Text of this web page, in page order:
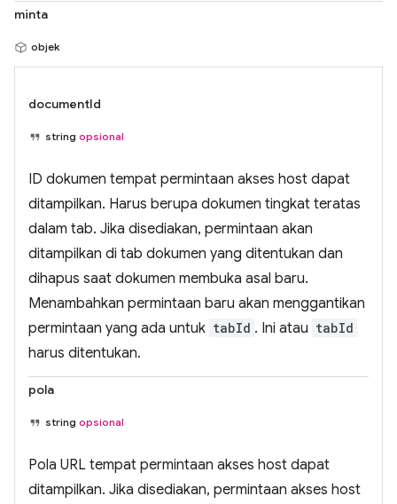
minta
objek
documentId
string opsional
ID dokumen tempat permintaan akses host dapat
ditampilkan. Harus berupa dokumen tingkat teratas
dalam tab. Jika disediakan, permintaan akan
ditampilkan di tab dokumen yang ditentukan dan
dihapus saat dokumen membuka asal baru.
Menambahkan permintaan baru akan menggantikan
permintaan yang ada untuk tabId . Ini atau tabId
harus ditentukan.
pola
string opsional
Pola URL tempat permintaan akses host dapat
ditampilkan. Jika disediakan, permintaan akses host